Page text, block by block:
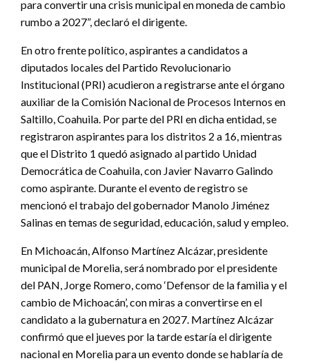
para convertir una crisis municipal en moneda de cambio
rumbo a 2027”, declaró el dirigente.
En otro frente político, aspirantes a candidatos a
diputados locales del Partido Revolucionario
Institucional (PRI) acudieron a registrarse ante el órgano
auxiliar de la Comisión Nacional de Procesos Internos en
Saltillo, Coahuila. Por parte del PRI en dicha entidad, se
registraron aspirantes para los distritos 2 a 16, mientras
que el Distrito 1 quedó asignado al partido Unidad
Democrática de Coahuila, con Javier Navarro Galindo
como aspirante. Durante el evento de registro se
mencionó el trabajo del gobernador Manolo Jiménez
Salinas en temas de seguridad, educación, salud y empleo.
En Michoacán, Alfonso Martínez Alcázar, presidente
municipal de Morelia, será nombrado por el presidente
del PAN, Jorge Romero, como ‘Defensor de la familia y el
cambio de Michoacán’, con miras a convertirse en el
candidato a la gubernatura en 2027. Martínez Alcázar
confirmó que el jueves por la tarde estaría el dirigente
nacional en Morelia para un evento donde se hablaría de